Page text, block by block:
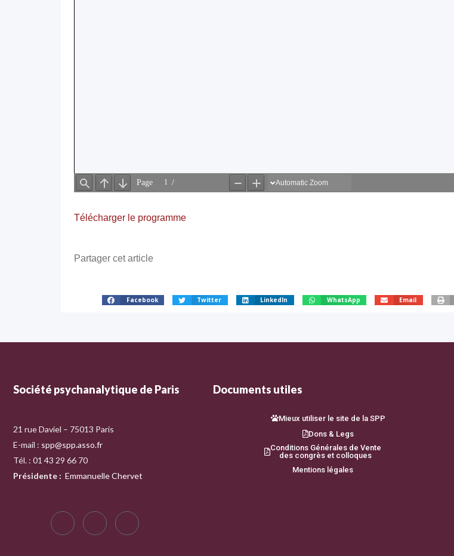
Télécharger le programme
Partager cet article
Facebook Twitter LinkedIn WhatsApp Email
Société psychanalytique de Paris
21 rue Daviel – 75013 Paris
E-mail : spp@spp.asso.fr
Tél. : 01 43 29 66 70
Présidente : Emmanuelle Chervet
Documents utiles
Mieux utiliser le site de la SPP
Dons & Legs
Conditions Générales de Vente
des congrès et colloques
Mentions légales